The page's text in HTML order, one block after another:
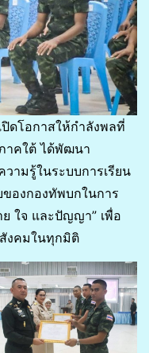
ดโอกาสให้กำลังพลที่
าคใต้ ได้พัฒนา
ามรู้ในระบบการเรียน
องกองทัพบกในการ
ใจ และปัญญา” เพื่อ
งคมในทุกมิติ